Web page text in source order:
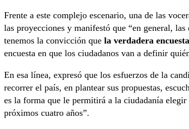
Frente a este complejo escenario, una de las
las proyecciones y manifestó que “en general,
tenemos la convicción que la verdadera
encuesta en que los ciudadanos van a definir
En esa línea, expresó que los esfuerzos de la
recorrer el país, en plantear sus propuestas,
es la forma que le permitirá a la ciudadanía
próximos cuatro años”.